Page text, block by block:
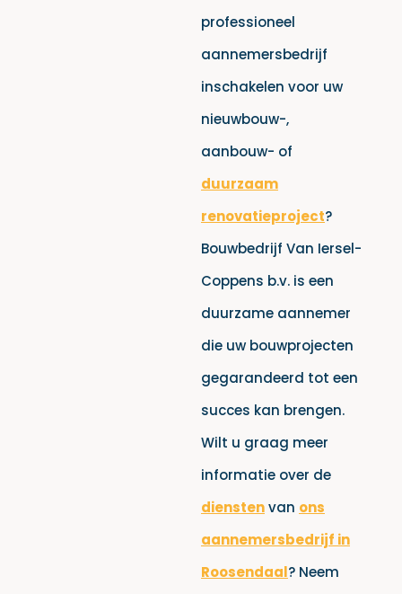
professioneel
aannemersbedrijf
inschakelen voor uw
nieuwbouw-,
aanbouw- of
duurzaam
renovatieproject?
Bouwbedrijf Van Iersel-
Coppens b.v. is een
duurzame aannemer
die uw bouwprojecten
gegarandeerd tot een
succes kan brengen.
Wilt u graag meer
informatie over de
dienstenvan ons
aannemersbedrijf in
Roosendaal? Neem